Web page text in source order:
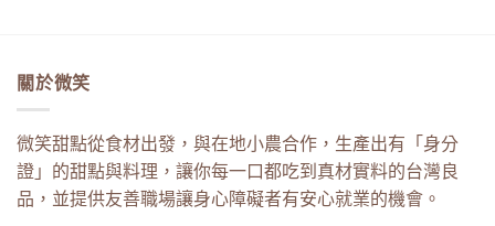
關於微笑
微笑甜點從食材出發，與在地小農合作，生產出有「身分
證」的甜點與料理，讓你每一口都吃到真材實料的台灣良
品，並提供友善職場讓身心障礙者有安心就業的機會。